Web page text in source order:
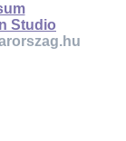
Studio